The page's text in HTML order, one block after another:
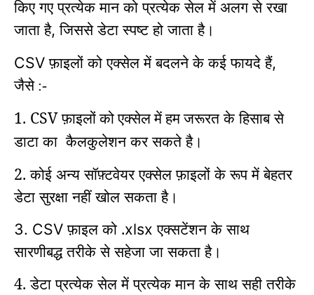
किए गए प्रत्येक मान को प्रत्येक सेल में अलग से रखा
जाता है,जिससे डेटा स्पष्ट हो जाता है।
CSVफ़ाइलों को एक्सेल में बदलने के कई फायदे हैं,
जैसे :-
1. CSVफ़ाइलों को एक्सेल में हमजरूरत के हिसाब से
डाटा का कैलकुलेशन कर सकते है।
2. कोई अन्य सॉफ़्टवेयर एक्सेल फ़ाइलों के रूप में बेहतर
डेटा सुरक्षा नहीं खोल सकता है।
3. CSVफ़ाइल को .xlsxएक्सटेंशन के साथ
सारणीबद्ध तरीके से सहेजा जा सकता है।
4. डेटा प्रत्येक सेल में प्रत्येक मान के साथ सही तरीके